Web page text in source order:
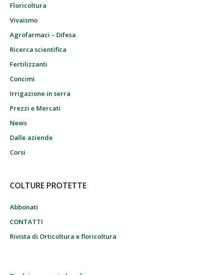
Floricoltura
Vivaismo
Agrofarmaci – Difesa
Ricerca scientifica
Fertilizzanti
Concimi
Irrigazione in serra
Prezzi e Mercati
News
Dalle aziende
Corsi
COLTURE PROTETTE
Abbonati
CONTATTI
Rivista di Orticoltura e floricoltura